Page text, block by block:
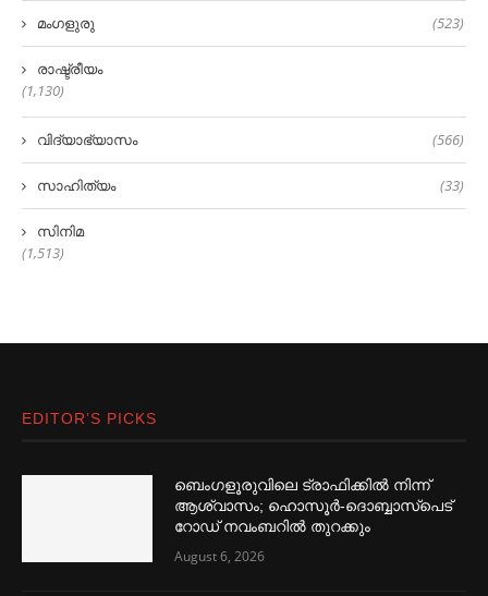
മംഗളുരു (523)
രാഷ്ട്രീയം
(1,130)
വിദ്യാഭ്യാസം (566)
സാഹിത്യം (33)
സിനിമ
(1,513)
EDITOR’S PICKS
ബെംഗളൂരുവിലെ ട്രാഫിക്കില്‍ നിന്ന്
ആശ്വാസം; ഹൊസൂര്‍-ദൊബ്ബാസ്പെട്
റോഡ് നവംബറില്‍ തുറക്കും
August 6, 2026